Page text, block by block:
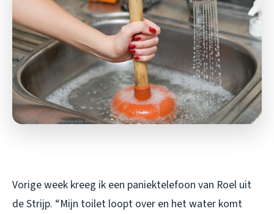
Vorige week kreeg ik een paniektelefoon van Roel uit
de Strijp. “Mijn toilet loopt over en het water komt